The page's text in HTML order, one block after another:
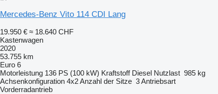
Mercedes-Benz Vito 114 CDI Lang
19.950 € ≈ 18.640 CHF
Kastenwagen
2020
53.755 km
Euro 6
Motorleistung 136 PS (100 kW) Kraftstoff Diesel Nutzlast 985 kg
Achsenkonfiguration 4x2Anzahl der Sitze 3Antriebsart
Vorderradantrieb